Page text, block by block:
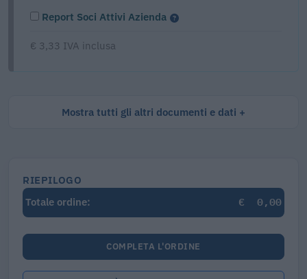
Report Soci Attivi Azienda
€ 3,33 IVA inclusa
Mostra tutti gli altri documenti e dati
RIEPILOGO
Totale ordine:
€ 0,00
COMPLETA L'ORDINE